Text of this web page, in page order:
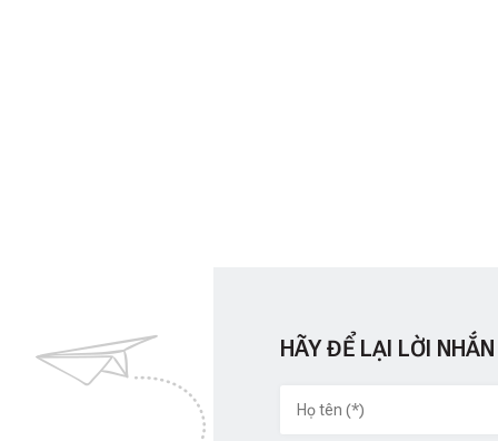
HÃY ĐỂ LẠI LỜI NHẮN